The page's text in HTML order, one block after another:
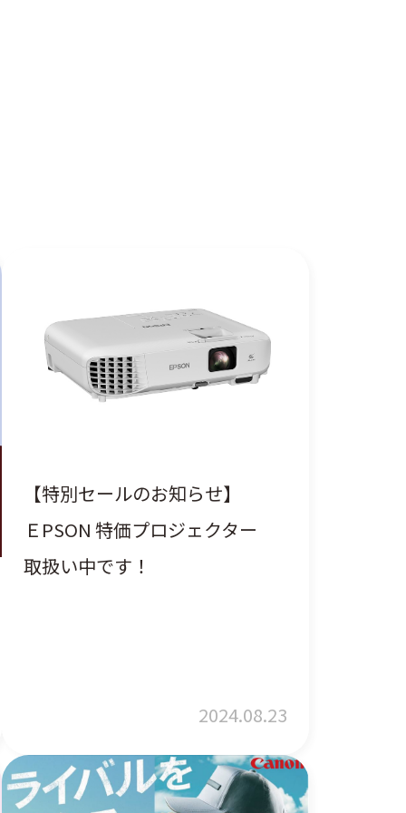
【特別セールのお知らせ】
ＥPSON 特価プロジェクター
取扱い中です！
2024.08.23